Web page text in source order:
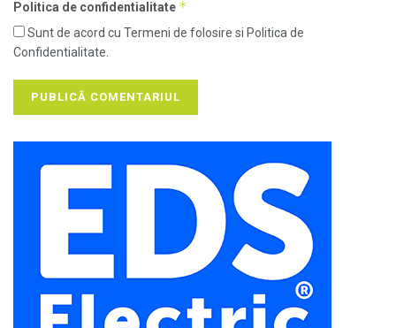
Politica de confidentialitate *
Sunt de acord cu Termeni de folosire si Politica de
Confidentialitate.